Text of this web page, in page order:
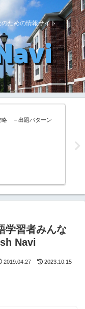
ための情報サイト
学習者みんな
Navi
2019.04.27 2023.10.15